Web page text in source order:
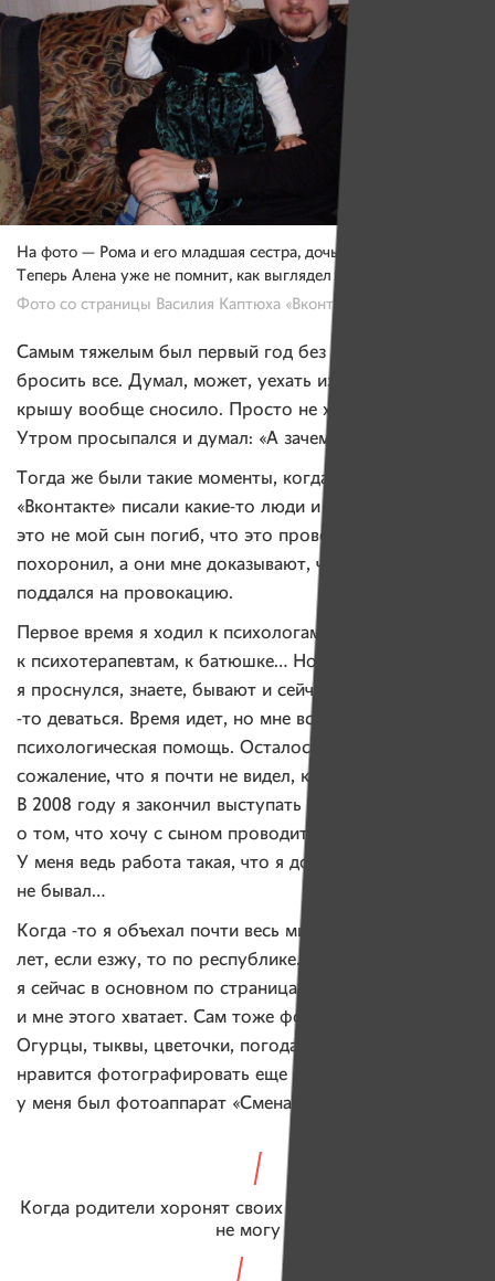
На фото — Рома и его младшая сестра, дочь Василия, Алена.
Теперь Алена уже не помнит, как выглядел брат.
Фото со страницы Василия Каптюха «Вконтакте»
Самым тяжелым был первый год без Ромы. Я думал
бросить все. Думал, может, уехать из страны. Бывало,
крышу вообще сносило. Просто не хотелось жить.
Утром просыпался и думал: «А зачем я проснулся?»
Тогда же были такие моменты, когда мне на страницу
«Вконтакте» писали какие-то люди и доказывали, что
это не мой сын погиб, что это провокация. Я сына
похоронил, а они мне доказывают, что я лох,
поддался на провокацию.
Первое время я ходил к психологам,
к психотерапевтам, к батюшке… Но мысли, зачем
я проснулся, знаете, бывают и сейчас. Мне надо куда
-то деваться. Время идет, но мне все так же нужна
психологическая помощь. Осталось у меня
сожаление, что я почти не видел, как вырос мой сын.
В 2008 году я закончил выступать и много думал
о том, что хочу с сыном проводить больше времени.
У меня ведь работа такая, что я дома почти никогда
не бывал…
Когда -то я объехал почти весь мир. А пять последних
лет, если езжу, то по республике. Путешествую
я сейчас в основном по страницам людей в Instagram,
и мне этого хватает. Сам тоже фотографии публикую.
Огурцы, тыквы, цветочки, погода, дерево. Мне
нравится фотографировать еще с детских лет, когда
у меня был фотоаппарат «Смена-8».
Когда родители хоронят своих детей — это я принять
не могу